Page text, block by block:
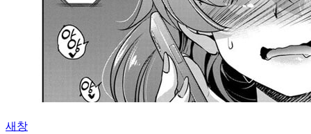
새창